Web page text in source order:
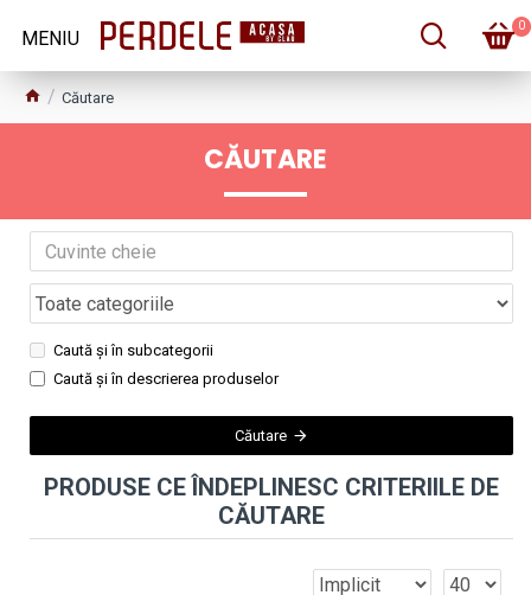
0
Căutare
CĂUTARE
Caută și în subcategorii
Caută și în descrierea produselor
Căutare
PRODUSE CE ÎNDEPLINESC CRITERIILE DE
CĂUTARE